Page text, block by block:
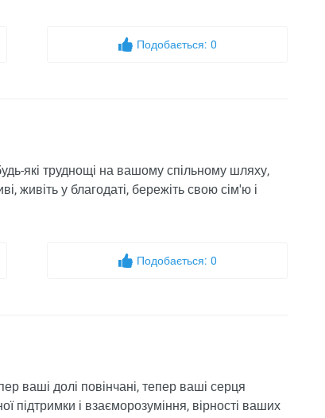
Подобається: 0
які труднощі на вашому спільному шляху,
живіть у благодаті, бережіть свою сім'ю і
Подобається: 0
ваші долі повінчані, тепер ваші серця
підтримки і взаєморозуміння, вірності ваших